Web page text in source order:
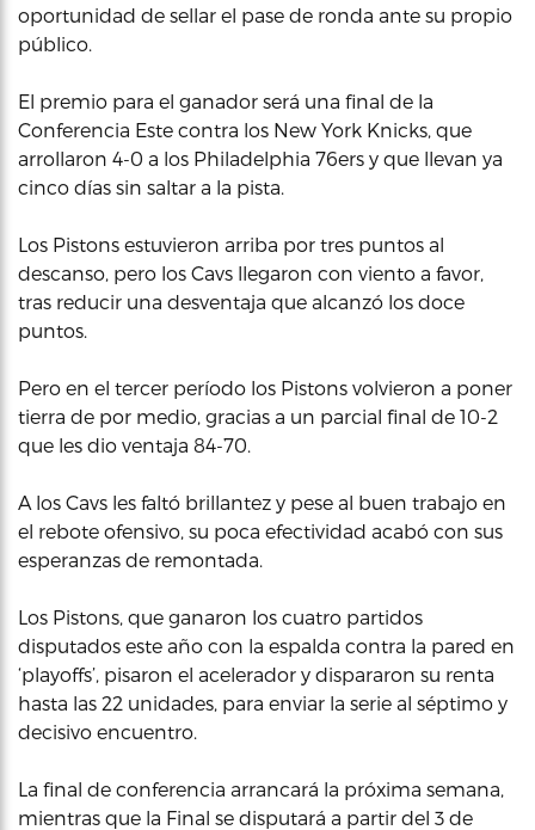
oportunidad de sellar el pase de ronda ante su propio
público.
El premio para el ganador será una final de la
Conferencia Este contra los New York Knicks, que
arrollaron 4-0 a los Philadelphia 76ers y que llevan ya
cinco días sin saltar a la pista.
Los Pistons estuvieron arriba por tres puntos al
descanso, pero los Cavs llegaron con viento a favor,
tras reducir una desventaja que alcanzó los doce
puntos.
Pero en el tercer período los Pistons volvieron a poner
tierra de por medio, gracias a un parcial final de 10-2
que les dio ventaja 84-70.
A los Cavs les faltó brillantez y pese al buen trabajo en
el rebote ofensivo, su poca efectividad acabó con sus
esperanzas de remontada.
Los Pistons, que ganaron los cuatro partidos
disputados este año con la espalda contra la pared en
‘playoffs’, pisaron el acelerador y dispararon su renta
hasta las 22 unidades, para enviar la serie al séptimo y
decisivo encuentro.
La final de conferencia arrancará la próxima semana,
mientras que la Final se disputará a partir del 3 de